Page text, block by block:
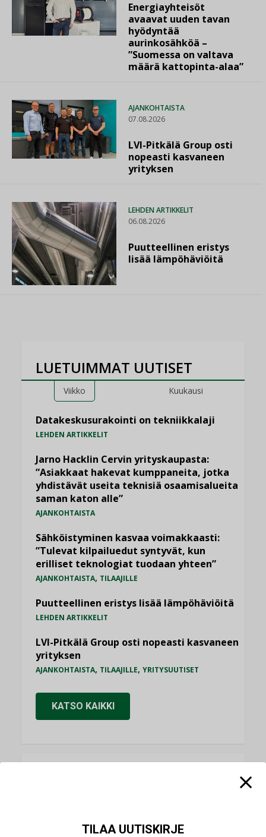
Energiayhteisöt
avaavat uuden tavan
hyödyntää
aurinkosähköä –
”Suomessa on valtava
määrä kattopinta-alaa”
AJANKOHTAISTA
07.08.2026
LVI-Pitkälä Group osti
nopeasti kasvaneen
yrityksen
LEHDEN ARTIKKELIT
06.08.2026
Puutteellinen eristys
lisää lämpöhäviöitä
LUETUIMMAT UUTISET
Viikko Kuukausi
Datakeskusurakointi on tekniikkalaji
LEHDEN ARTIKKELIT
Jarno Hacklin Cervin yrityskaupasta:
”Asiakkaat hakevat kumppaneita, jotka
yhdistävät useita teknisiä osaamisalueita
saman katon alle”
AJANKOHTAISTA
Sähköistyminen kasvaa voimakkaasti:
”Tulevat kilpailuedut syntyvät, kun
erilliset teknologiat tuodaan yhteen”
AJANKOHTAISTA, TILAAJILLE
Puutteellinen eristys lisää lämpöhäviöitä
LEHDEN ARTIKKELIT
LVI-Pitkälä Group osti nopeasti kasvaneen
yrityksen
AJANKOHTAISTA, TILAAJILLE, YRITYSUUTISET
KATSO KAIKKI
käyttöön kiinteistöissä
TILAA UUTISKIRJE